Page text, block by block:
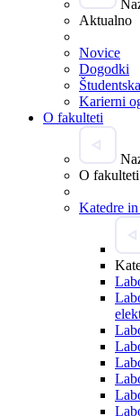
Aktualno
Novice
Dogodki
Karierni
O fakulteti
O fakulteti
Katedre